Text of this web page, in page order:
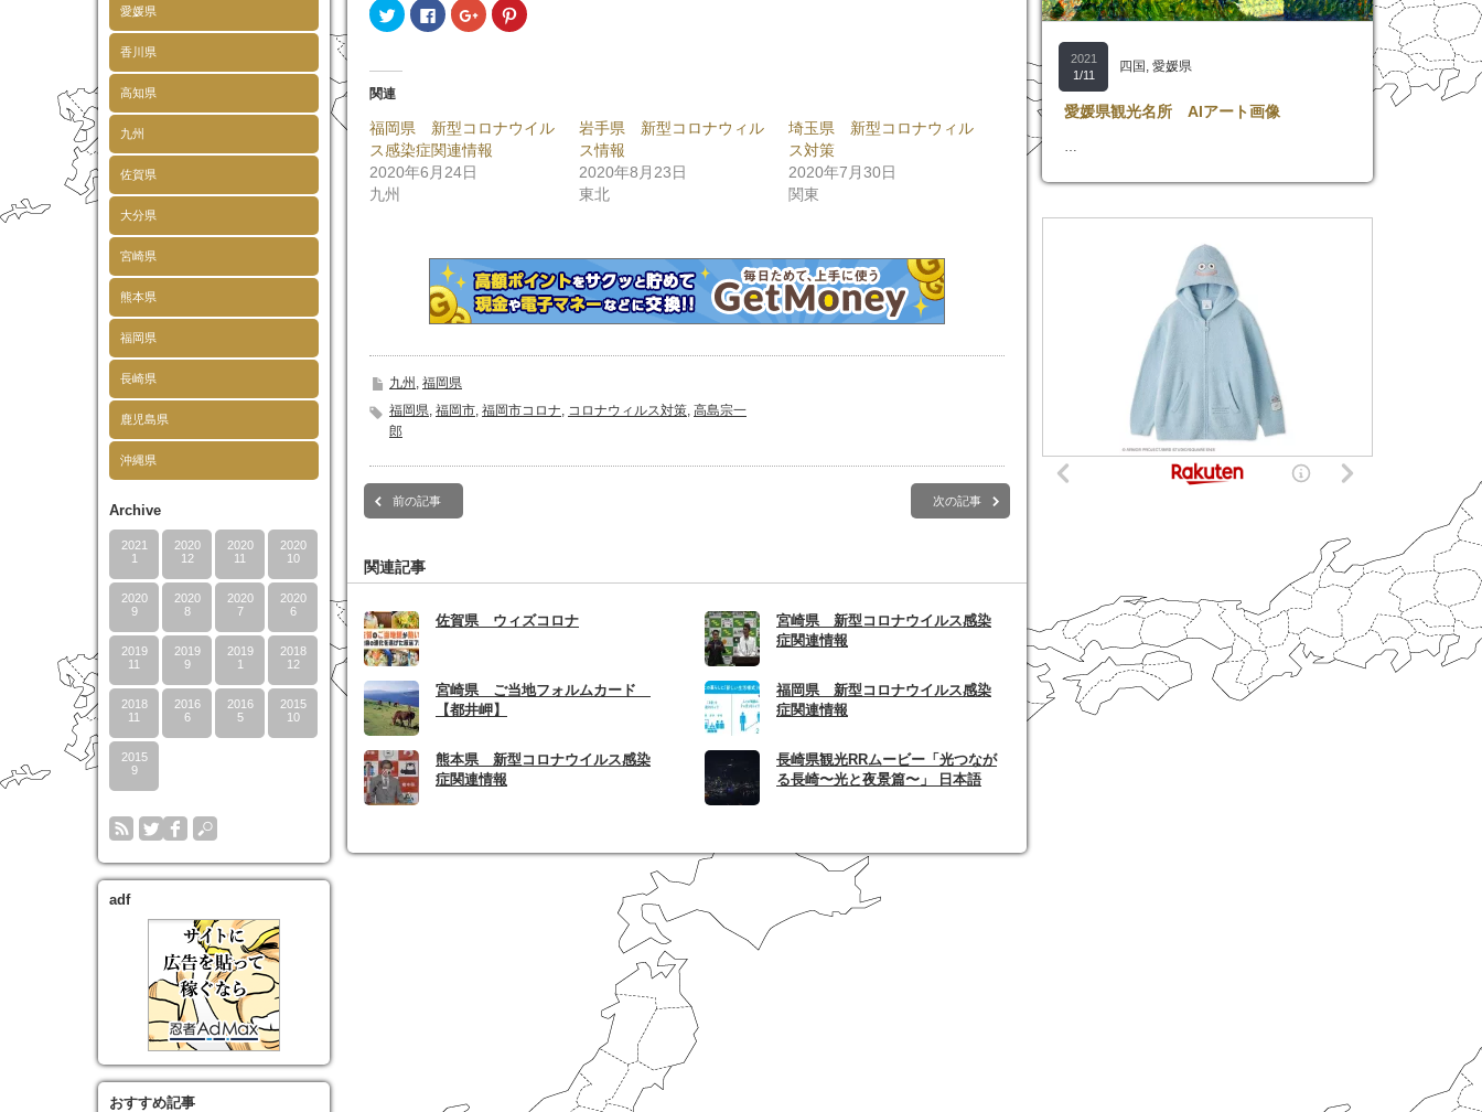
愛媛県
香川県
高知県
九州
佐賀県
大分県
宮崎県
熊本県
福岡県
長崎県
鹿児島県
沖縄県
Archive
2021
1
2020
12
2020
11
2020
10
2020
9
2020
8
2020
7
2020
6
2019
11
2019
9
2019
1
2018
12
2018
11
2016
6
2016
5
2015
10
2015
9
adf
おすすめ記事
ク
リ
て
有
(新
し
い
ウ
Facebook
で
リ
ッ
ク
し
て
し
い
ウ
ィ
ン
ド
で
き
ま
す)
ク
リ
有
(新
し
開
き
ま
す)
ク
リ
有
開
き
ま
す)
関連
福岡県 新型コロナウイル
ス感染症関連情報
2020年6月24日
九州
岩手県 新型コロナウィル
ス情報
2020年8月23日
東北
埼玉県 新型コロナウィル
ス対策
2020年7月30日
関東
九州 , 福岡県
福岡県, 福岡市, 福岡市コロナ, コロナウィルス対策, 高島宗一
郎
前の記事 次の記事
関連記事
佐賀県 ウィズコロナ
宮崎県 新型コロナウイルス感染
症関連情報
宮崎県 ご当地フォルムカード
【都井岬】
福岡県 新型コロナウイルス感染
症関連情報
熊本県 新型コロナウイルス感染
症関連情報
長崎県観光RRムービー「光つなが
る長崎〜光と夜景篇〜」 日本語
2021
1/11
四国 , 愛媛県
愛媛県観光名所 AIアート画像
…